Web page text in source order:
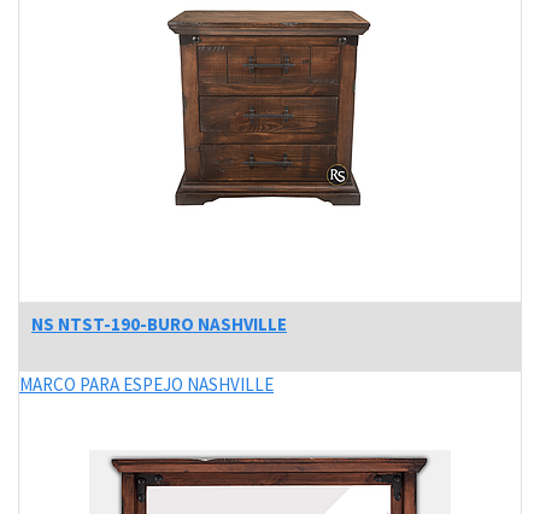
NS NTST-190-BURO NASHVILLE
MARCO PARA ESPEJO NASHVILLE